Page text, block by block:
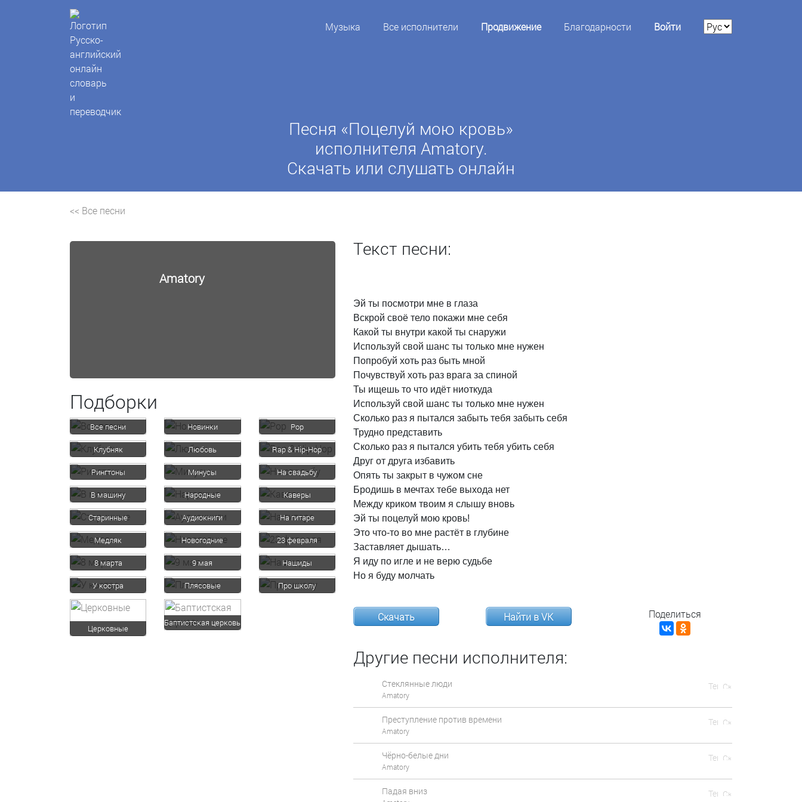
Музыка Все исполнители Продвижение Благодарности Войти
Песня «Поцелуй мою кровь»
исполнителя Amatory.
Скачать или слушать онлайн
<< Все песни
Текст песни:
Эй ты посмотри мне в глаза
Вскрой своё тело покажи мне себя
Какой ты внутри какой ты снаружи
Используй свой шанс ты только мне нужен
Попробуй хоть раз быть мной
Почувствуй хоть раз врага за спиной
Ты ищешь то что идёт ниоткуда
Используй свой шанс ты только мне нужен
Сколько раз я пытался забыть тебя забыть себя
Трудно представить
Сколько раз я пытался убить тебя убить себя
Друг от друга избавить
Опять ты закрыт в чужом сне
Бродишь в мечтах тебе выхода нет
Между криком твоим я слышу вновь
Эй ты поцелуй мою кровь!
Это что-то во мне растёт в глубине
Заставляет дышать…
Я иду по игле и не верю судьбе
Но я буду молчать
Скачать Найти в VK Поделиться
Другие песни исполнителя:
Стеклянные люди
Amatory
Преступление против времени
Amatory
Чёрно-белые дни
Amatory
Падая вниз
Amatory
Подборки
Все песни Новинки Pop
Клубняк Любовь Rap & Hip-Hop
Рингтоны Минусы На свадьбу
В машину Народные Каверы
Старинные Аудиокниги На гитаре
Медляк Новогодние 23 февраля
8 марта 9 мая Нашиды
У костра Плясовые Про школу
Церковные
Баптистская церковь